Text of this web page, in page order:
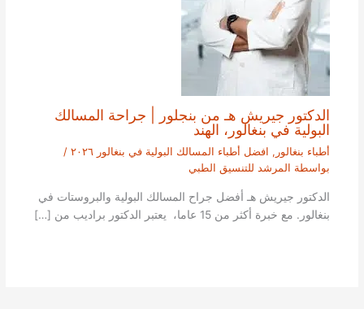
الدكتور جيريش هـ من بنجلور | جراحة المسالك
البولية في بنغالور، الهند
أطباء بنغالور , افضل أطباء المسالك البولية في بنغالور ٢٠٢٦
/
بواسطة المرشد للتنسيق الطبي
الدكتور جيريش هـ أفضل جراح المسالك البولية والبروستات في
بنغالور. مع خبرة أكثر من 15 عاما، يعتبر الدكتور براديب من […]